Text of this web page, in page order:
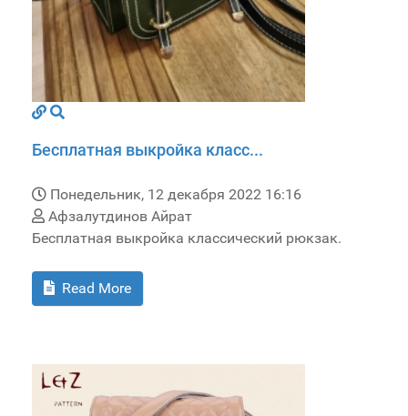
Бесплатная выкройка класс...
Понедельник, 12 декабря 2022 16:16
Афзалутдинов Айрат
Бесплатная выкройка классический рюкзак.
Read More